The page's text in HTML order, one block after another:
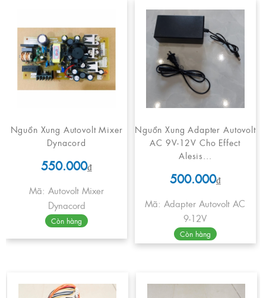
Nguồn Xung Autovolt Mixer
Dynacord
550.000₫
Mã: Autovolt Mixer
Dynacord
Còn hàng
Nguồn Xung Adapter Autovolt
AC 9V-12V Cho Effect
Alesis...
500.000₫
Mã: Adapter Autovolt AC
9-12V
Còn hàng